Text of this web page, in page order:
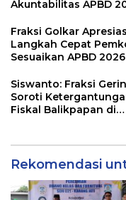
Akuntabilitas APBD
Pengawasan Belanja
Modal
Fraksi Golkar
Langkah Cepat
Sesuaikan APBD 2026
Siswanto: Fraksi
Soroti
Fiskal Balikpapan di
Rekomendasi